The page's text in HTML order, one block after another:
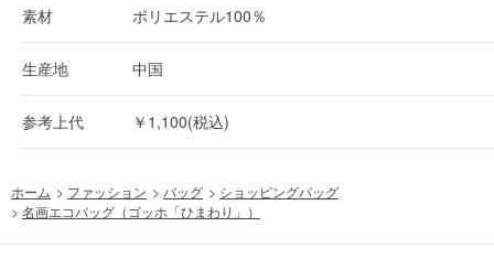
素材 ポリエステル100％
生産地 中国
参考上代 ￥1,100(税込)
ホーム > ファッション > バッグ > ショッピングバッグ
> 名画エコバッグ（ゴッホ「ひまわり」）